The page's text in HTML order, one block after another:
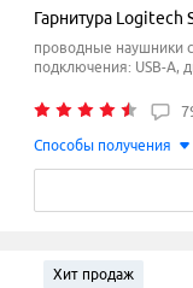
Гарнитура Logitech
проводные наушники
подключения: USB-A,
Способы получения
Хит продаж